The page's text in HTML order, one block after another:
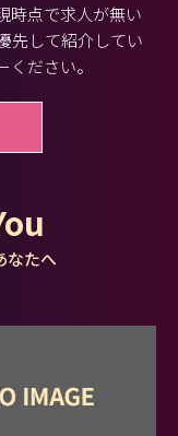
時点で求人が無い
先して紹介してい
ださい。
なたへ